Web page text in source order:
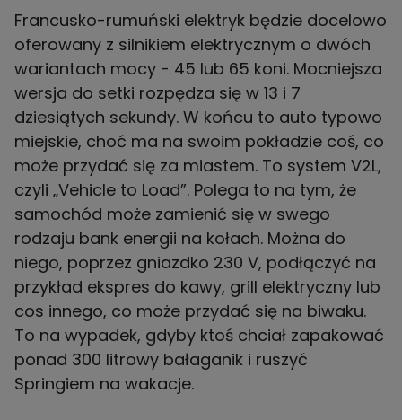
Francusko-rumuński elektryk będzie docelowo
oferowany z silnikiem elektrycznym o dwóch
wariantach mocy - 45 lub 65 koni. Mocniejsza
wersja do setki rozpędza się w 13 i 7
dziesiątych sekundy. W końcu to auto typowo
miejskie, choć ma na swoim pokładzie coś, co
może przydać się za miastem. To system V2L,
czyli „Vehicle to Load”. Polega to na tym, że
samochód może zamienić się w swego
rodzaju bank energii na kołach. Można do
niego, poprzez gniazdko 230 V, podłączyć na
przykład ekspres do kawy, grill elektryczny lub
cos innego, co może przydać się na biwaku.
To na wypadek, gdyby ktoś chciał zapakować
ponad 300 litrowy bałaganik i ruszyć
Springiem na wakacje.